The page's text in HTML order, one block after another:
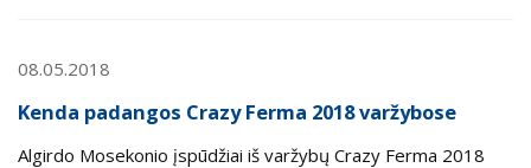
08.05.2018
Kenda padangos Crazy Ferma 2018 varžybose
Algirdo Mosekonio įspūdžiai iš varžybų Crazy Ferma 2018